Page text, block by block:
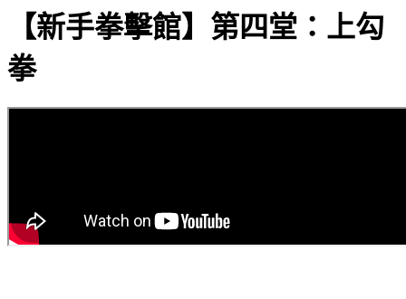
【新手拳擊館】第四堂：上勾
拳